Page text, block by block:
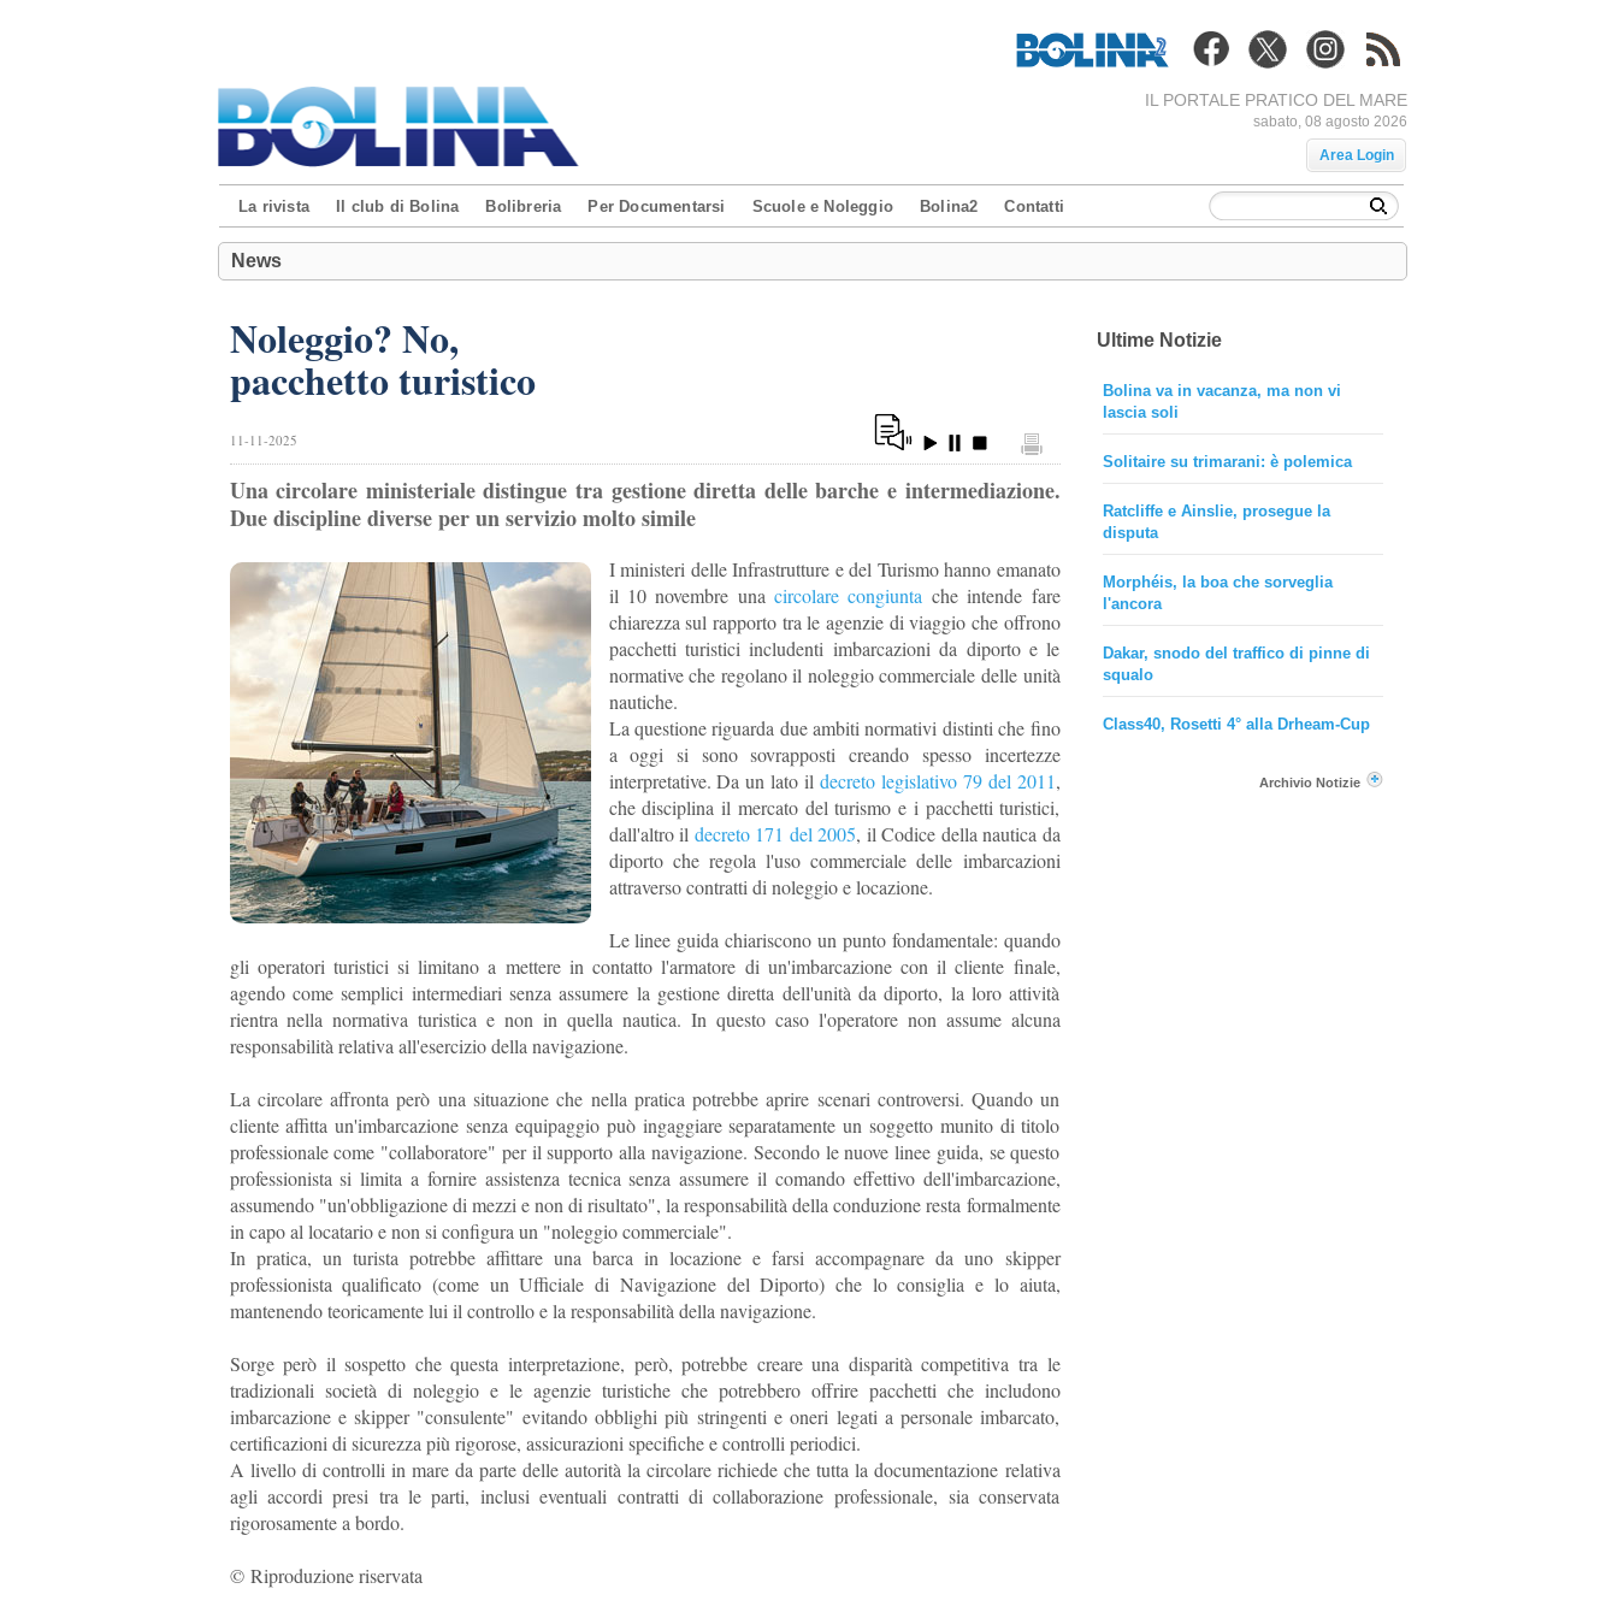
IL PORTALE PRATICO DEL MARE
sabato, 08 agosto 2026
Area Login
La rivista Il club di Bolina Bolibreria Per Documentarsi Scuole e Noleggio Bolina2 Contatti
News
Noleggio? No,
pacchetto turistico
11-11-2025
Una circolare ministeriale distingue tra gestione diretta delle barche e intermediazione.
Due discipline diverse per un servizio molto simile
I ministeri delle Infrastrutture e del Turismo hanno emanato
il 10 novembre una circolare congiunta che intende fare
chiarezza sul rapporto tra le agenzie di viaggio che offrono
pacchetti turistici includenti imbarcazioni da diporto e le
normative che regolano il noleggio commerciale delle unità
nautiche.
La questione riguarda due ambiti normativi distinti che fino
a oggi si sono sovrapposti creando spesso incertezze
interpretative. Da un lato il decreto legislativo 79 del 2011,
che disciplina il mercato del turismo e i pacchetti turistici,
dall'altro il decreto 171 del 2005, il Codice della nautica da
diporto che regola l'uso commerciale delle imbarcazioni
attraverso contratti di noleggio e locazione.
Le linee guida chiariscono un punto fondamentale: quando
gli operatori turistici si limitano a mettere in contatto l'armatore di un'imbarcazione con il cliente finale,
agendo come semplici intermediari senza assumere la gestione diretta dell'unità da diporto, la loro attività
rientra nella normativa turistica e non in quella nautica. In questo caso l'operatore non assume alcuna
responsabilità relativa all'esercizio della navigazione.
La circolare affronta però una situazione che nella pratica potrebbe aprire scenari controversi. Quando un
cliente affitta un'imbarcazione senza equipaggio può ingaggiare separatamente un soggetto munito di titolo
professionale come "collaboratore" per il supporto alla navigazione. Secondo le nuove linee guida, se questo
professionista si limita a fornire assistenza tecnica senza assumere il comando effettivo dell'imbarcazione,
assumendo "un'obbligazione di mezzi e non di risultato", la responsabilità della conduzione resta formalmente
in capo al locatario e non si configura un "noleggio commerciale".
In pratica, un turista potrebbe affittare una barca in locazione e farsi accompagnare da uno skipper
professionista qualificato (come un Ufficiale di Navigazione del Diporto) che lo consiglia e lo aiuta,
mantenendo teoricamente lui il controllo e la responsabilità della navigazione.
Sorge però il sospetto che questa interpretazione, però, potrebbe creare una disparità competitiva tra le
tradizionali società di noleggio e le agenzie turistiche che potrebbero offrire pacchetti che includono
imbarcazione e skipper "consulente" evitando obblighi più stringenti e oneri legati a personale imbarcato,
certificazioni di sicurezza più rigorose, assicurazioni specifiche e controlli periodici.
A livello di controlli in mare da parte delle autorità la circolare richiede che tutta la documentazione relativa
agli accordi presi tra le parti, inclusi eventuali contratti di collaborazione professionale, sia conservata
rigorosamente a bordo.
© Riproduzione riservata
Ultime Notizie
Bolina va in vacanza, ma non vi
lascia soli
Solitaire su trimarani: è polemica
Ratcliffe e Ainslie, prosegue la
disputa
Morphéis, la boa che sorveglia
l'ancora
Dakar, snodo del traffico di pinne di
squalo
Class40, Rosetti 4° alla Drheam-Cup
Archivio Notizie